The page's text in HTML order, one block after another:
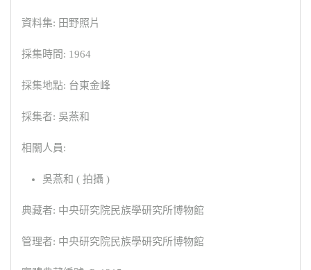
資料集: 田野照片
採集時間: 1964
採集地點: 台東金峰
採集者: 吳燕和
相關人員:
吳燕和 ( 拍攝 )
典藏者: 中央研究院民族學研究所博物館
管理者: 中央研究院民族學研究所博物館